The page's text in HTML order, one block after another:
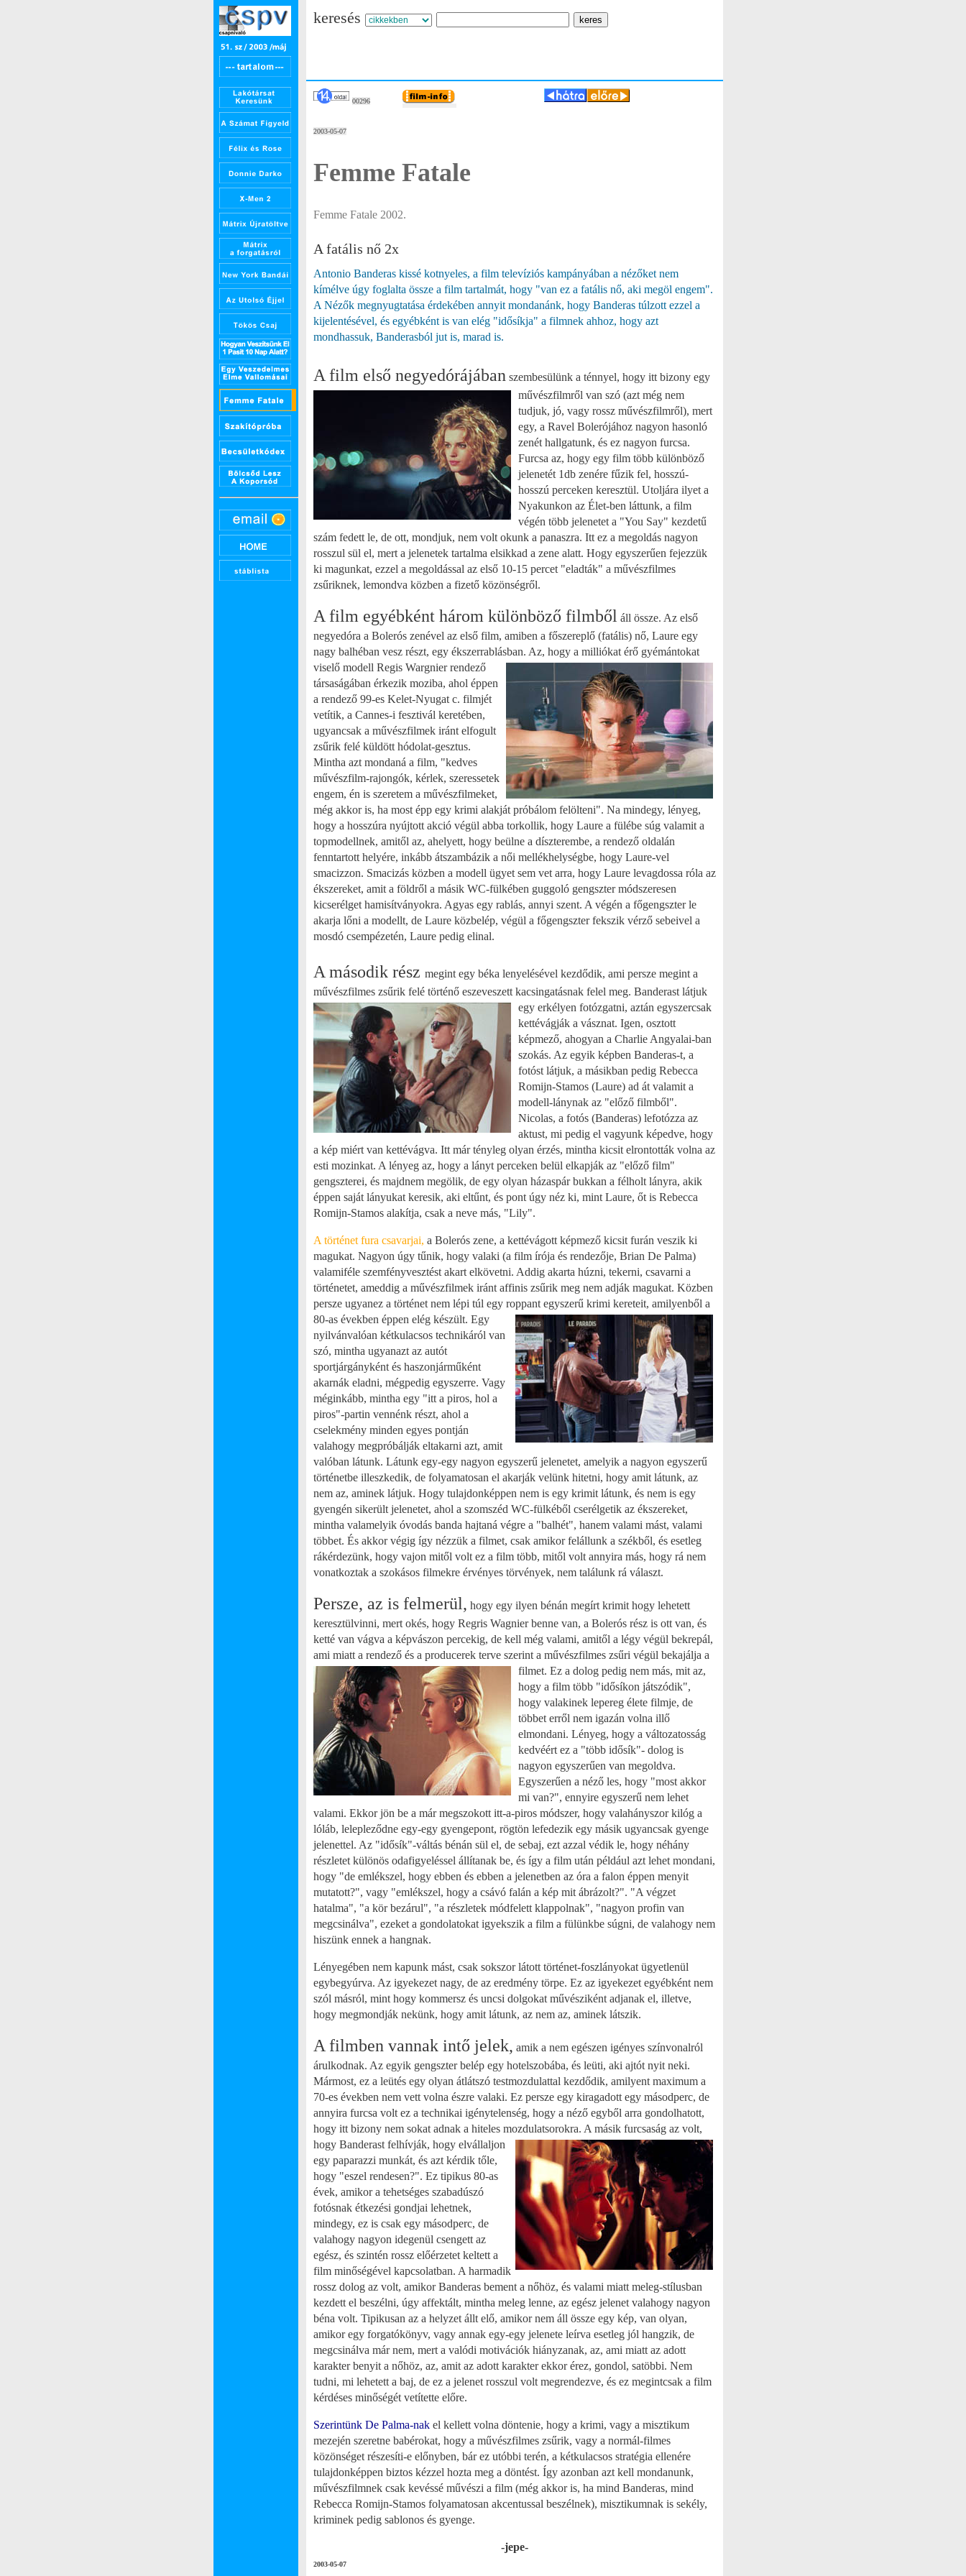
keresés
00296
2003-05-07
Femme Fatale
Femme Fatale 2002.
A fatális nő 2x
Antonio Banderas kissé kotnyeles, a film televíziós kampányában a nézőket nem
kímélve úgy foglalta össze a film tartalmát, hogy "van ez a fatális nő, aki megöl engem".
A Nézők megnyugtatása érdekében annyit mondanánk, hogy Banderas túlzott ezzel a
kijelentésével, és egyébként is van elég "idősíkja" a filmnek ahhoz, hogy azt
mondhassuk, Banderasból jut is, marad is.
A film első negyedórájában szembesülünk a ténnyel, hogy itt bizony egy
művészfilmről van szó (azt még nem
tudjuk, jó, vagy rossz művészfilmről), mert
egy, a Ravel Bolerójához nagyon hasonló
zenét hallgatunk, és ez nagyon furcsa.
Furcsa az, hogy egy film több különböző
jelenetét 1db zenére fűzik fel, hosszú-
hosszú perceken keresztül. Utoljára ilyet a
Nyakunkon az Élet-ben láttunk, a film
végén több jelenetet a "You Say" kezdetű
szám fedett le, de ott, mondjuk, nem volt okunk a panaszra. Itt ez a megoldás nagyon
rosszul sül el, mert a jelenetek tartalma elsikkad a zene alatt. Hogy egyszerűen fejezzük
ki magunkat, ezzel a megoldással az első 10-15 percet "eladták" a művészfilmes
zsűriknek, lemondva közben a fizető közönségről.
A film egyébként három különböző filmből áll össze. Az első
negyedóra a Bolerós zenével az első film, amiben a főszereplő (fatális) nő, Laure egy
nagy balhéban vesz részt, egy ékszerrablásban. Az, hogy a milliókat érő gyémántokat
viselő modell Regis Wargnier rendező
társaságában érkezik moziba, ahol éppen
a rendező 99-es Kelet-Nyugat c. filmjét
vetítik, a Cannes-i fesztivál keretében,
ugyancsak a művészfilmek iránt elfogult
zsűrik felé küldött hódolat-gesztus.
Mintha azt mondaná a film, "kedves
művészfilm-rajongók, kérlek, szeressetek
engem, én is szeretem a művészfilmeket,
még akkor is, ha most épp egy krimi alakját próbálom felölteni". Na mindegy, lényeg,
hogy a hosszúra nyújtott akció végül abba torkollik, hogy Laure a fülébe súg valamit a
topmodellnek, amitől az, ahelyett, hogy beülne a díszterembe, a rendező oldalán
fenntartott helyére, inkább átszambázik a női mellékhelységbe, hogy Laure-vel
smacizzon. Smacizás közben a modell ügyet sem vet arra, hogy Laure levagdossa róla az
ékszereket, amit a földről a másik WC-fülkében guggoló gengszter módszeresen
kicserélget hamisítványokra. Agyas egy rablás, annyi szent. A végén a főgengszter le
akarja lőni a modellt, de Laure közbelép, végül a főgengszter fekszik vérző sebeivel a
mosdó csempézetén, Laure pedig elinal.
A második rész megint egy béka lenyelésével kezdődik, ami persze megint a
művészfilmes zsűrik felé történő eszeveszett kacsingatásnak felel meg. Banderast látjuk
egy erkélyen fotózgatni, aztán egyszercsak
kettévágják a vásznat. Igen, osztott
képmező, ahogyan a Charlie Angyalai-ban
szokás. Az egyik képben Banderas-t, a
fotóst látjuk, a másikban pedig Rebecca
Romijn-Stamos (Laure) ad át valamit a
modell-lánynak az "előző filmből".
Nicolas, a fotós (Banderas) lefotózza az
aktust, mi pedig el vagyunk képedve, hogy
a kép miért van kettévágva. Itt már tényleg olyan érzés, mintha kicsit elrontották volna az
esti mozinkat. A lényeg az, hogy a lányt perceken belül elkapják az "előző film"
gengszterei, és majdnem megölik, de egy olyan házaspár bukkan a félholt lányra, akik
éppen saját lányukat keresik, aki eltűnt, és pont úgy néz ki, mint Laure, őt is Rebecca
Romijn-Stamos alakítja, csak a neve más, "Lily".
A történet fura csavarjai, a Bolerós zene, a kettévágott képmező kicsit furán veszik ki
magukat. Nagyon úgy tűnik, hogy valaki (a film írója és rendezője, Brian De Palma)
valamiféle szemfényvesztést akart elkövetni. Addig akarta húzni, tekerni, csavarni a
történetet, ameddig a művészfilmek iránt affinis zsűrik meg nem adják magukat. Közben
persze ugyanez a történet nem lépi túl egy roppant egyszerű krimi kereteit, amilyenből a
80-as években éppen elég készült. Egy
nyilvánvalóan kétkulacsos technikáról van
szó, mintha ugyanazt az autót
sportjárgányként és haszonjárműként
akarnák eladni, mégpedig egyszerre. Vagy
méginkább, mintha egy "itt a piros, hol a
piros"-partin vennénk részt, ahol a
cselekmény minden egyes pontján
valahogy megpróbálják eltakarni azt, amit
valóban látunk. Látunk egy-egy nagyon egyszerű jelenetet, amelyik a nagyon egyszerű
történetbe illeszkedik, de folyamatosan el akarják velünk hitetni, hogy amit látunk, az
nem az, aminek látjuk. Hogy tulajdonképpen nem is egy krimit látunk, és nem is egy
gyengén sikerült jelenetet, ahol a szomszéd WC-fülkéből cserélgetik az ékszereket,
mintha valamelyik óvodás banda hajtaná végre a "balhét", hanem valami mást, valami
többet. És akkor végig így nézzük a filmet, csak amikor felállunk a székből, és esetleg
rákérdezünk, hogy vajon mitől volt ez a film több, mitől volt annyira más, hogy rá nem
vonatkoztak a szokásos filmekre érvényes törvények, nem találunk rá választ.
Persze, az is felmerül, hogy egy ilyen bénán megírt krimit hogy lehetett
keresztülvinni, mert okés, hogy Regris Wagnier benne van, a Bolerós rész is ott van, és
ketté van vágva a képvászon percekig, de kell még valami, amitől a légy végül bekrepál,
ami miatt a rendező és a producerek terve szerint a művészfilmes zsűri végül bekajálja a
filmet. Ez a dolog pedig nem más, mit az,
hogy a film több "idősíkon játszódik",
hogy valakinek lepereg élete filmje, de
többet erről nem igazán volna illő
elmondani. Lényeg, hogy a változatosság
kedvéért ez a "több idősík"- dolog is
nagyon egyszerűen van megoldva.
Egyszerűen a néző les, hogy "most akkor
mi van?", ennyire egyszerű nem lehet
valami. Ekkor jön be a már megszokott itt-a-piros módszer, hogy valahányszor kilóg a
lóláb, lelepleződne egy-egy gyengepont, rögtön lefedezik egy másik ugyancsak gyenge
jelenettel. Az "idősík"-váltás bénán sül el, de sebaj, ezt azzal védik le, hogy néhány
részletet különös odafigyeléssel állítanak be, és így a film után például azt lehet mondani,
hogy "de emlékszel, hogy ebben és ebben a jelenetben az óra a falon éppen menyit
mutatott?", vagy "emlékszel, hogy a csávó falán a kép mit ábrázolt?". "A végzet
hatalma", "a kör bezárul", "a részletek módfelett klappolnak", "nagyon profin van
megcsinálva", ezeket a gondolatokat igyekszik a film a fülünkbe súgni, de valahogy nem
hiszünk ennek a hangnak.
Lényegében nem kapunk mást, csak sokszor látott történet-foszlányokat ügyetlenül
egybegyúrva. Az igyekezet nagy, de az eredmény törpe. Ez az igyekezet egyébként nem
szól másról, mint hogy kommersz és uncsi dolgokat művésziként adjanak el, illetve,
hogy megmondják nekünk, hogy amit látunk, az nem az, aminek látszik.
A filmben vannak intő jelek, amik a nem egészen igényes színvonalról
árulkodnak. Az egyik gengszter belép egy hotelszobába, és leüti, aki ajtót nyit neki.
Mármost, ez a leütés egy olyan átlátszó testmozdulattal kezdődik, amilyent maximum a
70-es években nem vett volna észre valaki. Ez persze egy kiragadott egy másodperc, de
annyira furcsa volt ez a technikai igénytelenség, hogy a néző egyből arra gondolhatott,
hogy itt bizony nem sokat adnak a hiteles mozdulatsorokra. A másik furcsaság az volt,
hogy Banderast felhívják, hogy elvállaljon
egy paparazzi munkát, és azt kérdik tőle,
hogy "eszel rendesen?". Ez tipikus 80-as
évek, amikor a tehetséges szabadúszó
fotósnak étkezési gondjai lehetnek,
mindegy, ez is csak egy másodperc, de
valahogy nagyon idegenül csengett az
egész, és szintén rossz előérzetet keltett a
film minőségével kapcsolatban. A harmadik
rossz dolog az volt, amikor Banderas bement a nőhöz, és valami miatt meleg-stílusban
kezdett el beszélni, úgy affektált, mintha meleg lenne, az egész jelenet valahogy nagyon
béna volt. Tipikusan az a helyzet állt elő, amikor nem áll össze egy kép, van olyan,
amikor egy forgatókönyv, vagy annak egy-egy jelenete leírva esetleg jól hangzik, de
megcsinálva már nem, mert a valódi motivációk hiányzanak, az, ami miatt az adott
karakter benyit a nőhöz, az, amit az adott karakter ekkor érez, gondol, satöbbi. Nem
tudni, mi lehetett a baj, de ez a jelenet rosszul volt megrendezve, és ez megintcsak a film
kérdéses minőségét vetítette előre.
Szerintünk De Palma-nak el kellett volna döntenie, hogy a krimi, vagy a misztikum
mezején szeretne babérokat, hogy a művészfilmes zsűrik, vagy a normál-filmes
közönséget részesíti-e előnyben, bár ez utóbbi terén, a kétkulacsos stratégia ellenére
tulajdonképpen biztos kézzel hozta meg a döntést. Így azonban azt kell mondanunk,
művészfilmnek csak kevéssé művészi a film (még akkor is, ha mind Banderas, mind
Rebecca Romijn-Stamos folyamatosan akcentussal beszélnek), misztikumnak is sekély,
kriminek pedig sablonos és gyenge.
-jepe-
2003-05-07